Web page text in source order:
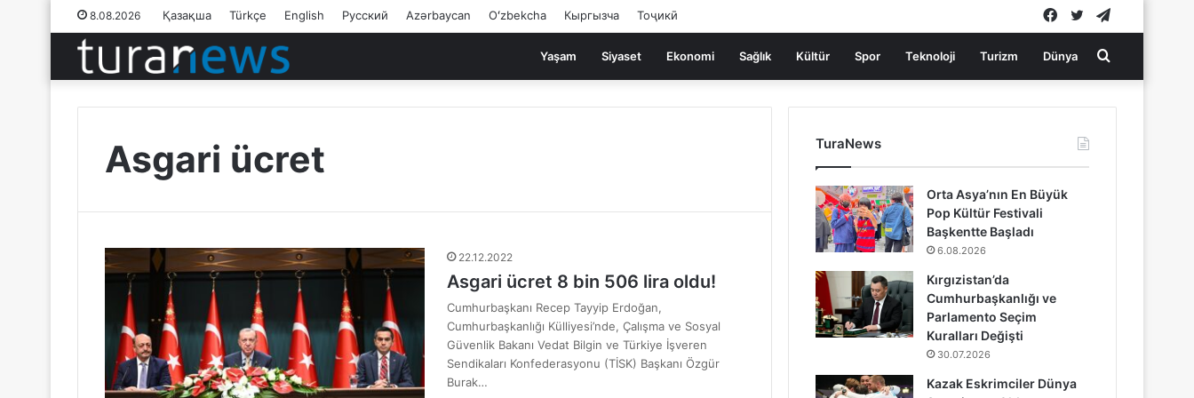
8.08.2026 Қазақша Türkçe English Русский Azərbaycan Oʻzbekcha Кыргызча Тоҷикӣ Twitter
Facebook
Yaşam Siyaset Ekonomi Sağlık Kültür Spor Teknoloji Turizm Dünya Arama
yap
Asgari ücret
22.12.2022
Asgari ücret 8 bin 506 lira oldu!
Cumhurbaşkanı Recep Tayyip Erdoğan,
Cumhurbaşkanlığı Külliyesi’nde, Çalışma ve Sosyal
Güvenlik Bakanı Vedat Bilgin ve Türkiye İşveren
Sendikaları Konfederasyonu (TİSK) Başkanı Özgür
Burak…
TuraNews
Orta Asya’nın En Büyük
Pop Kültür Festivali
Başkentte Başladı
6.08.2026
Kırgızistan’da
Cumhurbaşkanlığı ve
Parlamento Seçim
Kuralları Değişti
30.07.2026
Kazak Eskrimciler Dünya